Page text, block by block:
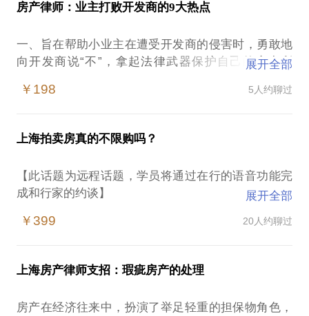
第二条 房屋转让价格
第三条 土地使用权转移
第四条 房屋交付
第七条 房屋风险转移
第八条 税费承担
房产律师：业主打败开发商的9大热点
一、旨在帮助小业主在遭受开发商的侵害时，勇敢地
向开发商说“不”，拿起法律武器保护自己的房产利
二、通过对常见纠纷的分析，提出面临的风险，提供
常见争议：
1. 楼书广告
3. 茶水费、团购费
4. 商品房预售合同
5. 逾期交房
8. 车位之争
展开全部
￥198 5人约聊过
上海拍卖房真的不限购吗？
【此话题为远程话题，学员将通过在行的语音功能完
成和行家的约谈】
风险暗流涌动，债券违约风险爆发……中国不良资产
价暴涨的形势下，有抵押的拍卖房产也将大量涌现。
在这样的情况下，有法律疑问或者想购买法拍房者容
展开全部
￥399 20人约聊过
上海房产律师支招：瑕疵房产的处理
房产在经济往来中，扮演了举足轻重的担保物角色，